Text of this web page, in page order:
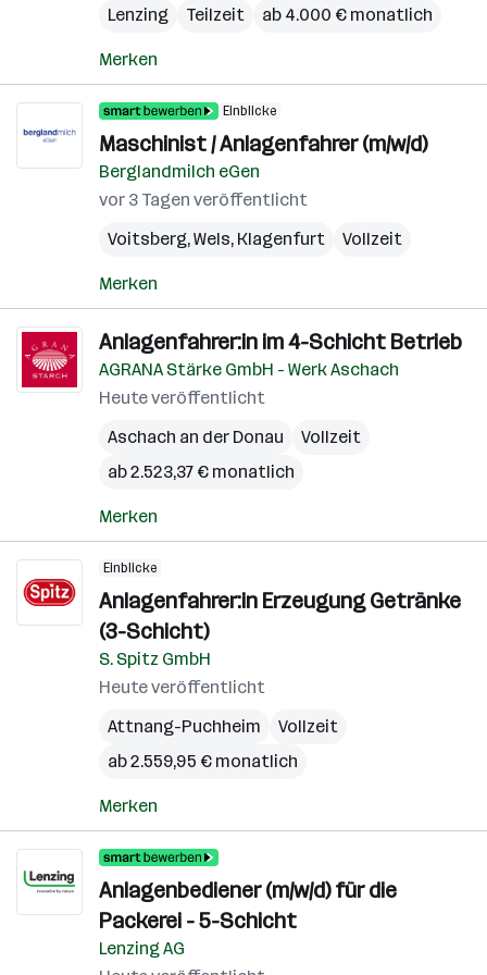
Lenzing
Teilzeit ab 4.000 € monatlich
Merken
Einblicke
Maschinist / Anlagenfahrer (m/w/d)
Berglandmilch eGen
vor 3 Tagen veröffentlicht
Voitsberg,Wels, Klagenfurt Vollzeit
Merken
Anlagenfahrer:in im 4-Schicht Betrieb
AGRANA Stärke GmbH - Werk Aschach
Heute veröffentlicht
Aschach an der Donau
Vollzeit
ab 2.523,37 € monatlich
Merken
Einblicke
Anlagenfahrer:in Erzeugung Getränke
(3-Schicht)
S. Spitz GmbH
Heute veröffentlicht
Attnang-Puchheim
Vollzeit
ab 2.559,95 € monatlich
Merken
Anlagenbediener (m/w/d) für die
Packerei - 5-Schicht
Lenzing AG